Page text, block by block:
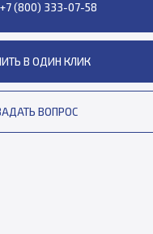
+7 (800) 333-07-58
В ОДИН КЛИК
ВОПРОС